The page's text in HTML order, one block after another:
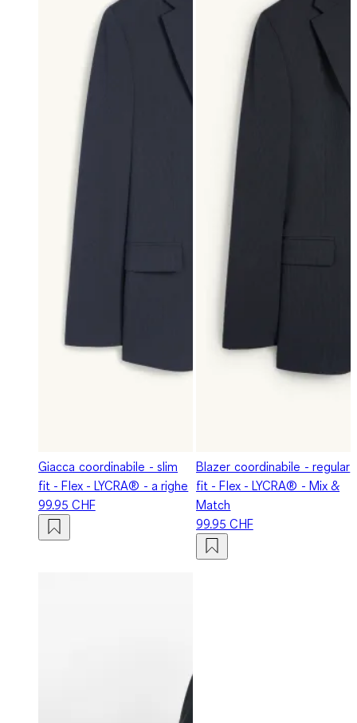
Giacca coordinabile - slim
fit - Flex - LYCRA® - a righe
99.95 CHF
Blazer coordinabile - regular
fit - Flex - LYCRA® - Mix &
Match
99.95 CHF